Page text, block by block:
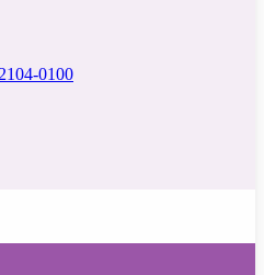
0100